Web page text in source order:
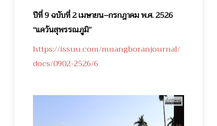
ปีที่ 9 ฉบับที่ 2 เมษายน–กรกฎาคม พ.ศ. 2526
“แคว้นสุพรรณภูมิ”
https://issuu.com/muangboranjournal/
docs/0902-2526/6